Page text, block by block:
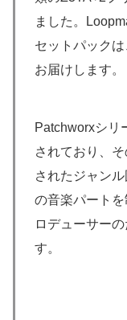
ました。
セットパック
お届けします。
Patchworxシリ
されており、
されたジャン
の音楽パート
ロデューサー
す。